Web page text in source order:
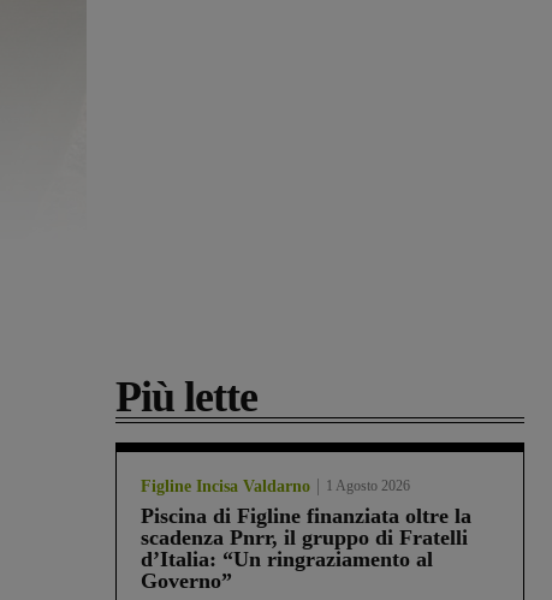
Più lette
Figline Incisa Valdarno 1 Agosto 2026
Piscina di Figline finanziata oltre la
scadenza Pnrr, il gruppo di Fratelli
d’Italia: “Un ringraziamento al
Governo”